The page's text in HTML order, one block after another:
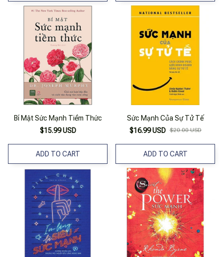
Bí Mật Sức Mạnh Tiềm Thức
$15.99 USD
ADD TO CART
Sức Mạnh Của Sự Tử Tế
$16.99 USD $20.00 USD
ADD TO CART